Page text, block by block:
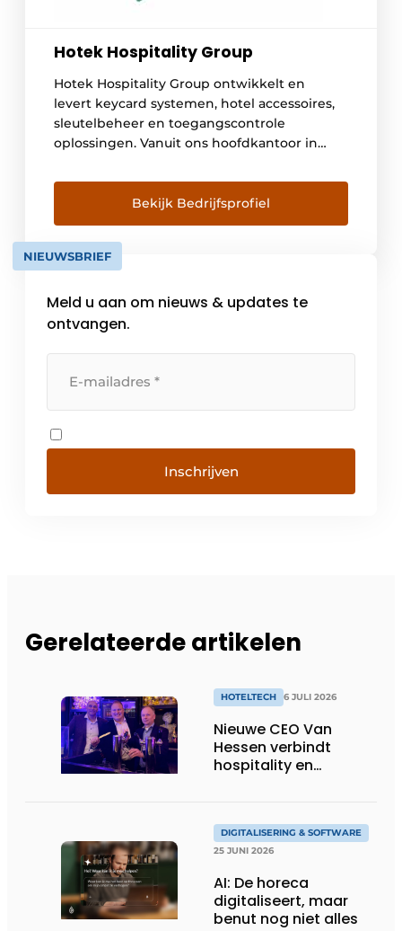
Hotek Hospitality Group
Hotek Hospitality Group ontwikkelt en
levert keycard systemen, hotel accessoires,
sleutelbeheer en toegangscontrole
oplossingen. Vanuit ons hoofdkantoor in
klanten wereldwijd. Hotek Hospitality Group
is sinds 1999 marktleider op het gebied van
hotelsloten en ontwikkelt innovatieve
systemen voor offline- en online
toepassingen gebaseerd op de nieuwste
montage- […]
Bekijk Bedrijfsprofiel
NIEUWSBRIEF
Meld u aan om nieuws & updates te
ontvangen.
Inschrijven
Gerelateerde artikelen
HOTELTECH 6 JULI 2026
Nieuwe CEO Van
Hessen verbindt
hospitality en
DIGITALISERING & SOFTWARE
25 JUNI 2026
AI: De horeca
digitaliseert, maar
benut nog niet alles